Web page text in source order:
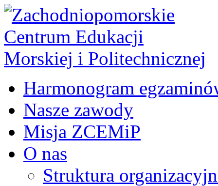
Harmonogram
Nasze zawody
Misja ZCEMiP
O nas
Struktura